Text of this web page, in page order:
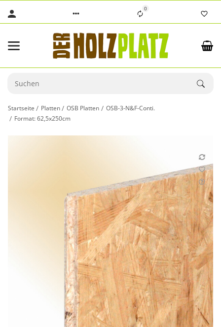
0
Startseite Platten OSB Platten
OSB-3-N&F-Conti.
Format: 62,5x250cm